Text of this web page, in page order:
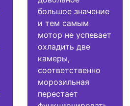
большое значение
и тем самым
мотор не успевает
охладить две
камеры,
соответственно
морозильная
перестает